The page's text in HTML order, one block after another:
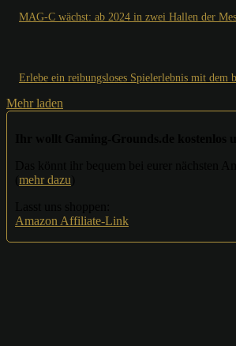
MAG-C wächst: ab 2024 in zwei Hallen der
Erlebe ein reibungsloses Spielerlebnis mit dem
Mehr laden
mehr dazu
Amazon Affiliate-Link